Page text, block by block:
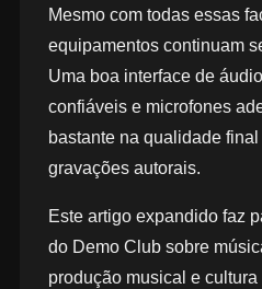
Mesmo com todas essas
equipamentos continuam
Uma boa interface de
confiáveis e microfones
bastante na qualidade
gravações autorais.
Este artigo expandido faz
do Demo Club sobre
produção musical e